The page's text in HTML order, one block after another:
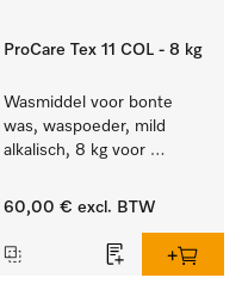
ProCare Tex 11 COL - 8 kg
Wasmiddel voor bonte
was, waspoeder, mild
alkalisch, 8 kg voor
reiniging van de bonte
60,00 € excl. BTW